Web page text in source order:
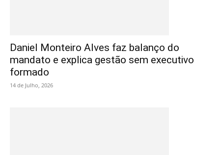
Daniel Monteiro Alves faz balanço do
mandato e explica gestão sem executivo
formado
14 de Julho, 2026